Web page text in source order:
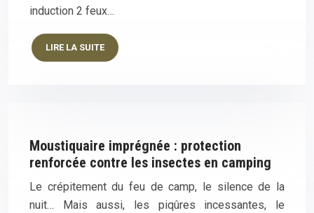
induction 2 feux…
LIRE LA SUITE
Moustiquaire imprégnée : protection
renforcée contre les insectes en camping
Le crépitement du feu de camp, le silence de la
nuit… Mais aussi, les piqûres incessantes, le